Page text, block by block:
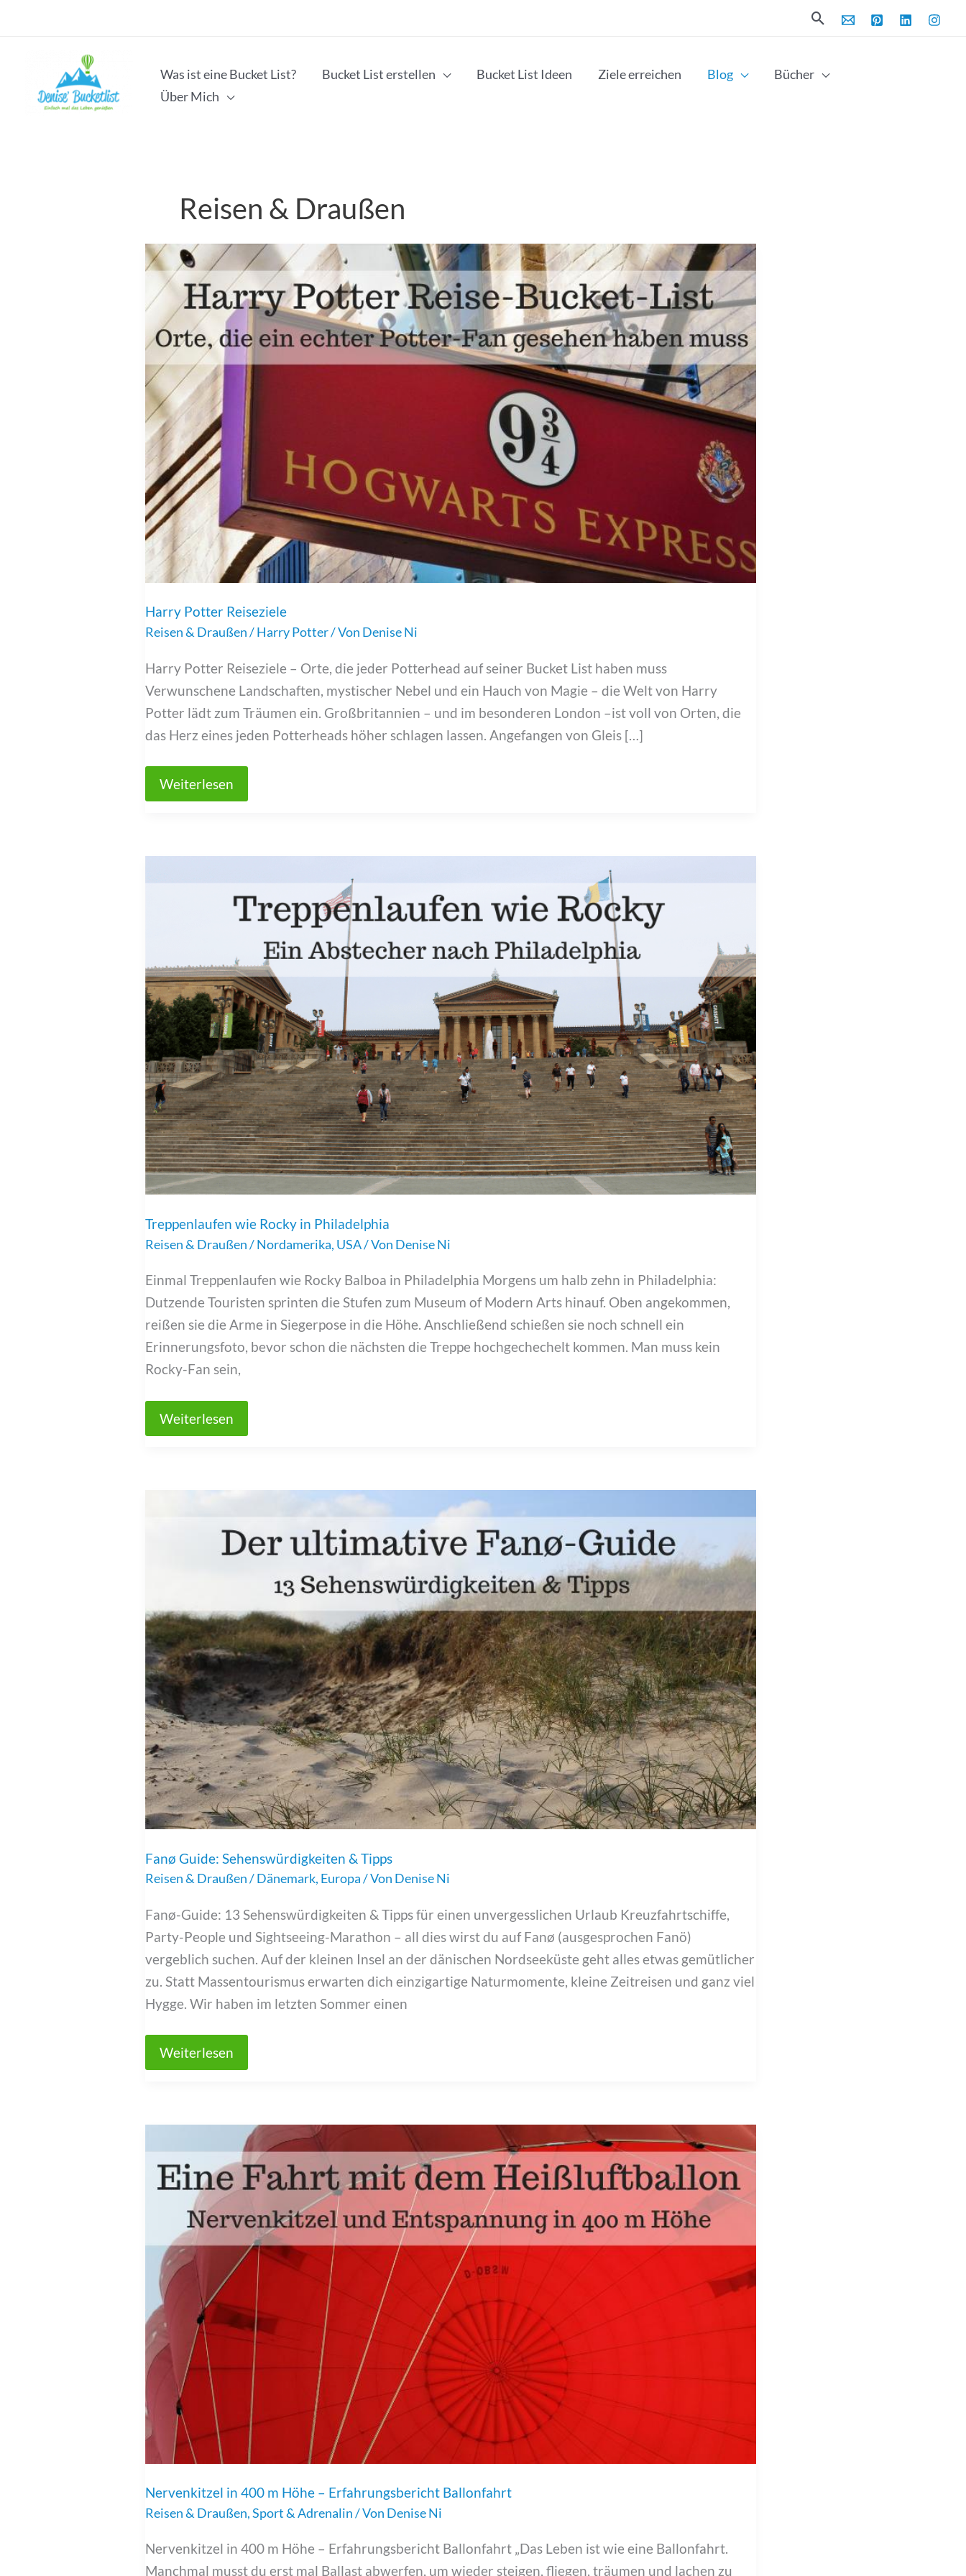
Suchen
Was ist eine Bucket List? Bucket List erstellen Bucket List Ideen Ziele erreichen Blog
Bücher
Über Mich
Reisen & Draußen
Harry Potter Reiseziele
Reisen & Draußen/Harry Potter/ Von Denise Ni
Harry Potter Reiseziele – Orte, die jeder Potterhead auf seiner Bucket List haben muss
Verwunschene Landschaften, mystischer Nebel und ein Hauch von Magie – die Welt von Harry
Potter lädt zum Träumen ein. Großbritannien – und im besonderen London –ist voll von Orten, die
das Herz eines jeden Potterheads höher schlagen lassen. Angefangen von Gleis […]
Harry
Weiterlesen
Treppenlaufen wie Rocky in Philadelphia
Reisen & Draußen/Nordamerika, USA/ Von Denise Ni
Einmal Treppenlaufen wie Rocky Balboa in Philadelphia Morgens um halb zehn in Philadelphia:
Dutzende Touristen sprinten die Stufen zum Museum of Modern Arts hinauf. Oben angekommen,
reißen sie die Arme in Siegerpose in die Höhe. Anschließend schießen sie noch schnell ein
Erinnerungsfoto, bevor schon die nächsten die Treppe hochgechechelt kommen. Man muss kein
Rocky-Fan sein,
Treppenlaufen
Weiterlesen
Fanø Guide: Sehenswürdigkeiten & Tipps
Reisen & Draußen/Dänemark, Europa/ Von Denise Ni
Fanø-Guide: 13 Sehenswürdigkeiten & Tipps für einen unvergesslichen Urlaub Kreuzfahrtschiffe,
Party-People und Sightseeing-Marathon – all dies wirst du auf Fanø (ausgesprochen Fanö)
vergeblich suchen. Auf der kleinen Insel an der dänischen Nordseeküste geht alles etwas gemütlicher
zu. Statt Massentourismus erwarten dich einzigartige Naturmomente, kleine Zeitreisen und ganz viel
Hygge. Wir haben im letzten Sommer einen
Fanø
Weiterlesen
Nervenkitzel in 400 m Höhe – Erfahrungsbericht Ballonfahrt
Reisen & Draußen,Sport & Adrenalin/ Von Denise Ni
Nervenkitzel in 400 m Höhe – Erfahrungsbericht Ballonfahrt „Das Leben ist wie eine Ballonfahrt.
Manchmal musst du erst mal Ballast abwerfen, um wieder steigen, fliegen, träumen und lachen zu